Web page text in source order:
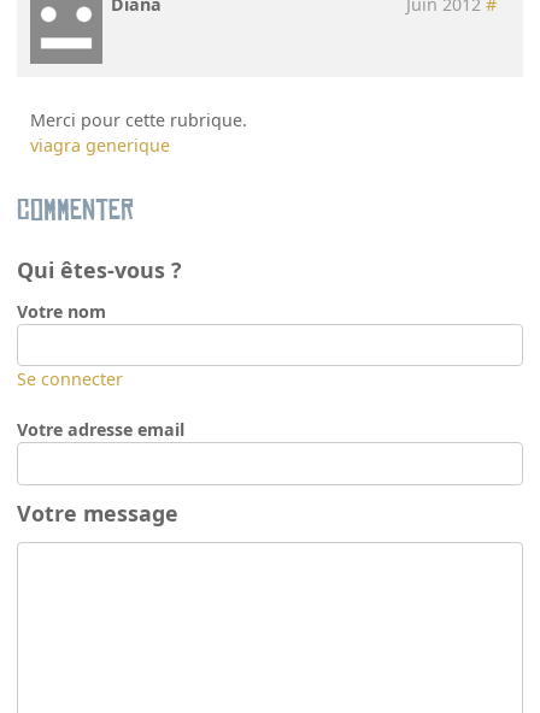
Diana Juin 2012 #
Merci pour cette rubrique.
viagra generique
Commenter
Qui êtes-vous ?
Votre nom
Se connecter
Votre adresse email
Votre message